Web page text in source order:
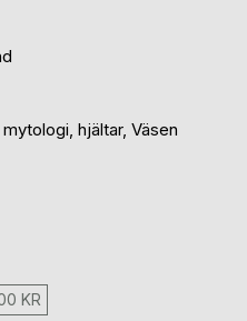
hjältar, Väsen
KR